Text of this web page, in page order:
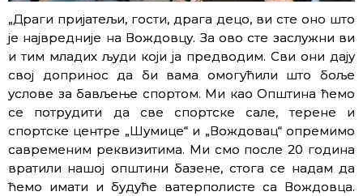
„Драги пријатељи, гости, драга децо, ви сте оно што
је највредније на Вождовцу. За ово сте заслужни ви
и тим младих људи који ја предводим. Сви они дају
свој допринос да би вама омогућили што боље
услове за бављење спортом. Ми као Општина ћемо
се потрудити да све спортске сале, терене и
спортске центре „Шумице“ и „Вождовац“ опремимо
савременим реквизитима. Ми смо после 20 година
вратили нашој општини базене, стога се надам да
ћемо имати и будуће ватерполисте са Вождовца.